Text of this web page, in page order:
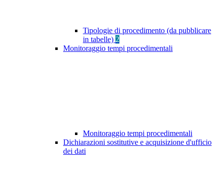
Tipologie di procedimento (da pubblicare
in tabelle) 2
Monitoraggio tempi procedimentali
Monitoraggio tempi procedimentali
Dichiarazioni sostitutive e acquisizione d'ufficio
dei dati